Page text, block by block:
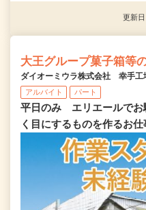
更新
大王グループ菓子箱等
ダイオーミウラ株式会社 幸手工
アルバイト パート
平日のみ エリエールでお
く目にするものを作るお仕